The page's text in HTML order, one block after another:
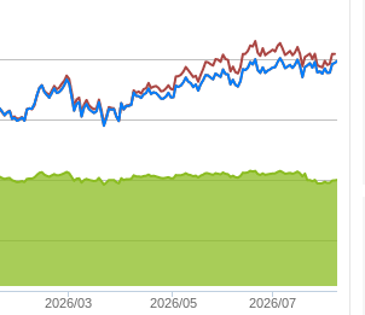
2026/03 2026/05 2026/07